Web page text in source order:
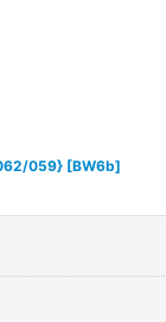
059} [BW6b]